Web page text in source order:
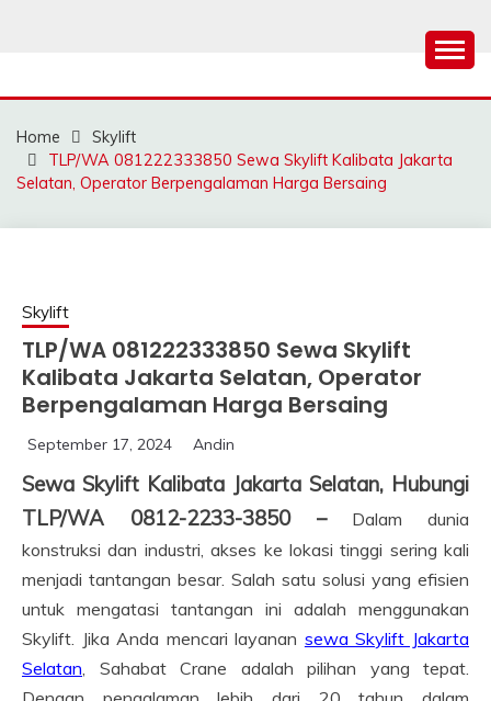
SAHABAT CRANE |
JASA SEWA CRANE |
FORKLIFT | SKYLIFT
Home
Skylift
TLP/WA 081222333850 Sewa Skylift Kalibata Jakarta
Selatan, Operator Berpengalaman Harga Bersaing
Skylift
TLP/WA 081222333850 Sewa Skylift
Kalibata Jakarta Selatan, Operator
Berpengalaman Harga Bersaing
September 17, 2024 Andin
Sewa Skylift Kalibata Jakarta Selatan, Hubungi
TLP/WA 0812-2233-3850 –
Dalam dunia
konstruksi dan industri, akses ke lokasi tinggi sering kali
menjadi tantangan besar. Salah satu solusi yang efisien
untuk mengatasi tantangan ini adalah menggunakan
Skylift. Jika Anda mencari layanan sewa Skylift Jakarta
Selatan, Sahabat Crane adalah pilihan yang tepat.